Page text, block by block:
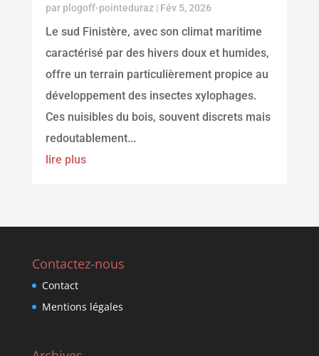
par plogoff-pointeduraz| Fév 5, 2026
Le sud Finistère, avec son climat maritime
caractérisé par des hivers doux et humides,
offre un terrain particulièrement propice au
développement des insectes xylophages.
Ces nuisibles du bois, souvent discrets mais
redoutablement...
lire plus
Contactez-nous
Contact
Mentions légales